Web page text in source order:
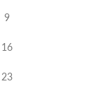
9
16
23